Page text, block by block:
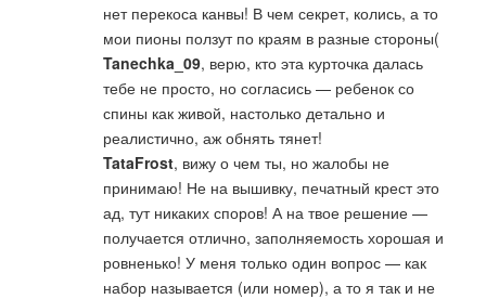
нет перекоса канвы! В чем секрет, колись, а то
мои пионы ползут по краям в разные стороны(
Tanechka_09, верю, кто эта курточка далась
тебе не просто, но согласись — ребенок со
спины как живой, настолько детально и
реалистично, аж обнять тянет!
TataFrost, вижу о чем ты, но жалобы не
принимаю! Не на вышивку, печатный крест это
ад, тут никаких споров! А на твое решение —
получается отлично, заполняемость хорошая и
ровненько! У меня только один вопрос — как
набор называется (или номер), а то я так и не